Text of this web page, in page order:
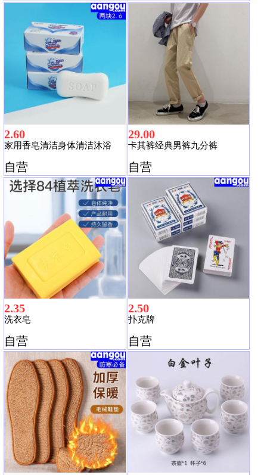
2.60
家用香皂清洁身体清洁沐浴
自营
29.00
卡其裤经典男裤九分裤
自营
2.35
洗衣皂
自营
2.50
扑克牌
自营